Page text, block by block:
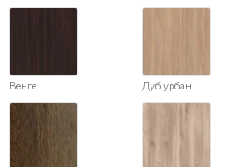
Венге Дуб урбан